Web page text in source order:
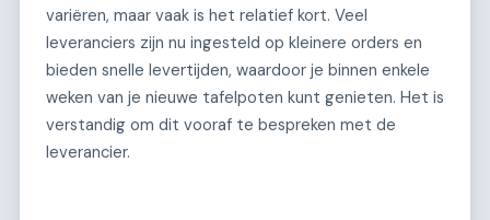
variëren, maar vaak is het relatief kort. Veel
leveranciers zijn nu ingesteld op kleinere orders en
bieden snelle levertijden, waardoor je binnen enkele
weken van je nieuwe tafelpoten kunt genieten. Het is
verstandig om dit vooraf te bespreken met de
leverancier.